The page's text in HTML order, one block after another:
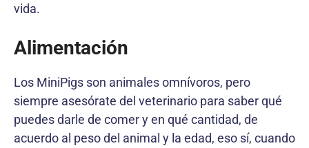
vida.
Alimentación
Los MiniPigs son animales omnívoros, pero
siempre asesórate del veterinario para saber qué
puedes darle de comer y en qué cantidad, de
acuerdo al peso del animal y la edad, eso sí, cuando